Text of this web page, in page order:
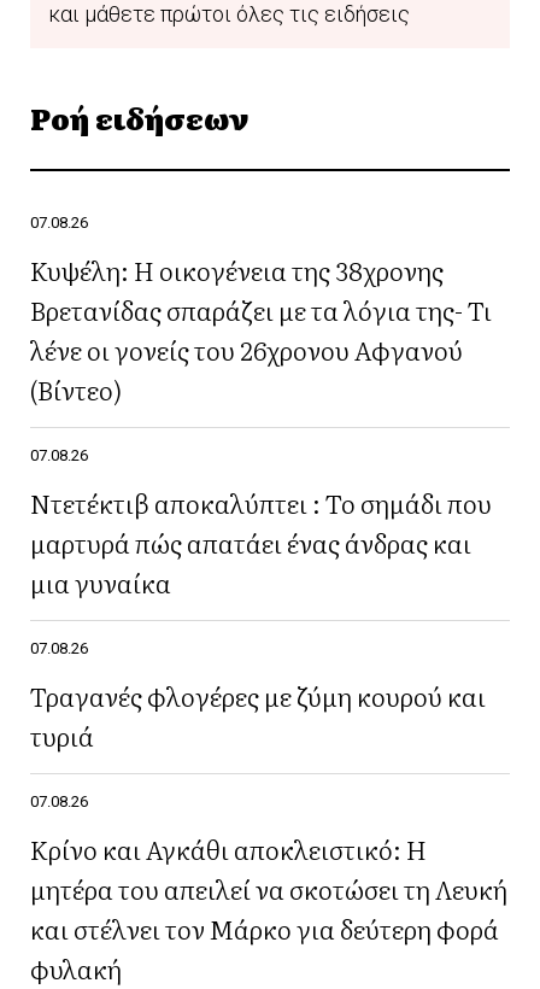
και μάθετε πρώτοι όλες τις ειδήσεις
Ροή ειδήσεων
07.08.26
Κυψέλη: Η οικογένεια της 38χρονης
Βρετανίδας σπαράζει με τα λόγια της- Τι
λένε οι γονείς του 26χρονου Αφγανού
(Βίντεο)
07.08.26
Ντετέκτιβ αποκαλύπτει : Το σημάδι που
μαρτυρά πώς απατάει ένας άνδρας και
μια γυναίκα
07.08.26
Τραγανές φλογέρες με ζύμη κουρού και
τυριά
07.08.26
Κρίνο και Αγκάθι αποκλειστικό: Η
μητέρα του απειλεί να σκοτώσει τη Λευκή
και στέλνει τον Μάρκο για δεύτερη φορά
φυλακή